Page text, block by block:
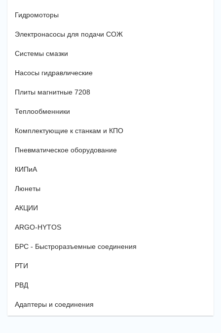
Гидромоторы
Электронасосы для подачи СОЖ
Системы смазки
Насосы гидравлические
Плиты магнитные 7208
Теплообменники
Комплектующие к станкам и КПО
Пневматическое оборудование
КИПиА
Люнеты
АКЦИИ
ARGO-HYTOS
БРС - Быстроразъемные соединения
РТИ
РВД
Адаптеры и соединения